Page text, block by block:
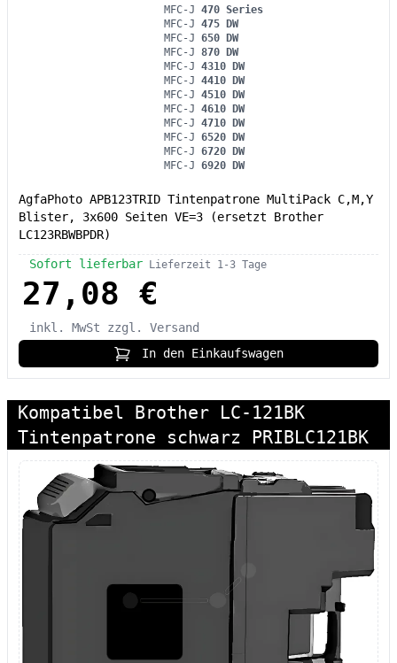
MFC-J 470 Series
MFC-J 475 DW
MFC-J 650 DW
MFC-J 870 DW
MFC-J 4310 DW
MFC-J 4410 DW
MFC-J 4510 DW
MFC-J 4610 DW
MFC-J 4710 DW
MFC-J 6520 DW
MFC-J 6720 DW
MFC-J 6920 DW
AgfaPhoto APB123TRID Tintenpatrone MultiPack C,M,Y
Blister, 3x600 Seiten VE=3 (ersetzt Brother
LC123RBWBPDR)
Sofort lieferbar Lieferzeit 1-3 Tage
27,08 €
inkl. MwSt
zzgl. Versand
In den Einkaufswagen
Kompatibel Brother LC-121BK
Tintenpatrone schwarz PRIBLC121BK